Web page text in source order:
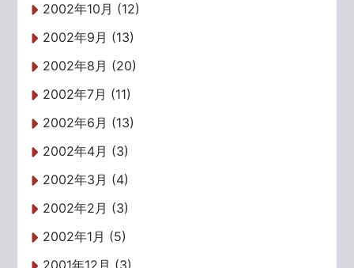
2002年10月 (12)
2002年9月 (13)
2002年8月 (20)
2002年7月 (11)
2002年6月 (13)
2002年4月 (3)
2002年3月 (4)
2002年2月 (3)
2002年1月 (5)